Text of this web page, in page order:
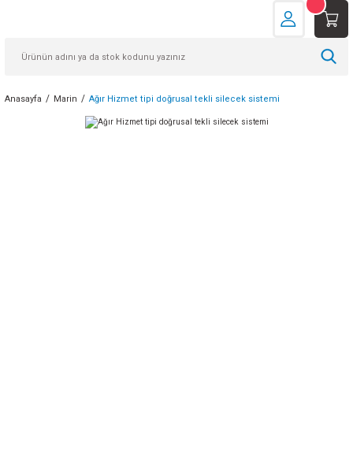
Anasayfa Marin Ağır Hizmet tipi doğrusal tekli silecek sistemi